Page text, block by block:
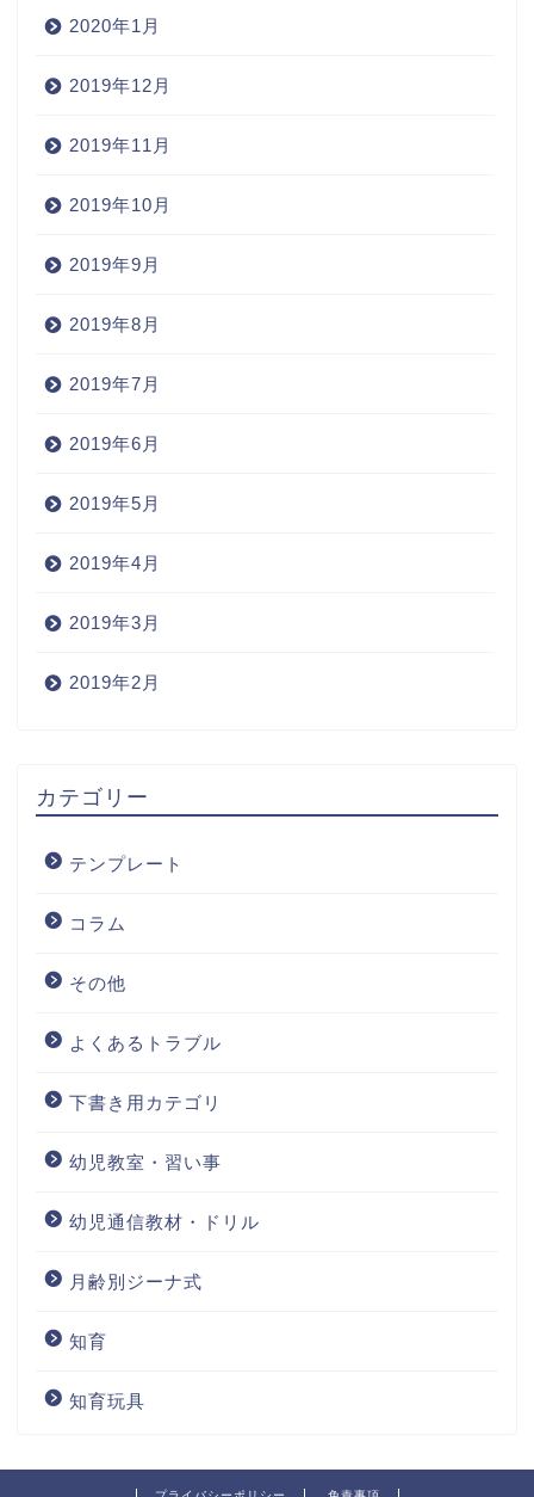
2020年1月
2019年12月
2019年11月
2019年10月
2019年9月
2019年8月
2019年7月
2019年6月
2019年5月
2019年4月
2019年3月
2019年2月
カテゴリー
テンプレート
コラム
その他
よくあるトラブル
下書き用カテゴリ
幼児教室・習い事
幼児通信教材・ドリル
月齢別ジーナ式
知育
知育玩具